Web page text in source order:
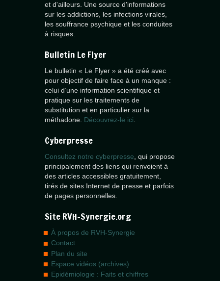
et d'ailleurs. Une source d'informations
sur les addictions, les infections virales,
les souffrance psychique et les conduites
à risques.
Bulletin Le Flyer
Le bulletin « Le Flyer » a été créé avec
pour objectif de faire face à un manque :
celui d’une information scientifique et
pratique sur les traitements de
substitution et en particulier sur la
méthadone. Découvrez-le ici
Cyberpresse
Consultez notre cyberpresse , qui propose
principalement des liens qui renvoient à
des articles accessibles gratuitement,
tirés de sites Internet de presse et parfois
de pages personnelles.
Site RVH-Synergie.org
À propos de RVH-Synergie
Contact
Plan du site
Espace vidéos (archives)
Epidémiologie : Faits et chiffres